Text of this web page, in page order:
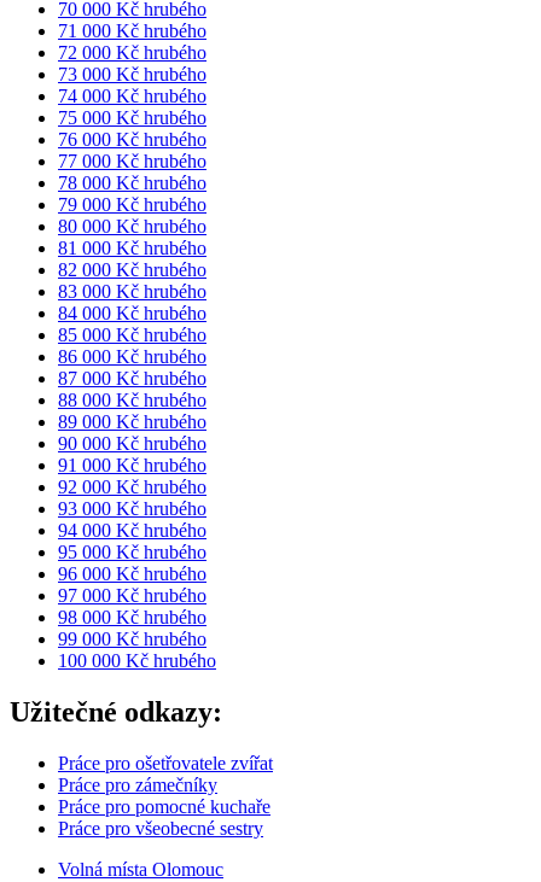
70 000 Kč hrubého
71 000 Kč hrubého
72 000 Kč hrubého
73 000 Kč hrubého
74 000 Kč hrubého
75 000 Kč hrubého
76 000 Kč hrubého
77 000 Kč hrubého
78 000 Kč hrubého
79 000 Kč hrubého
80 000 Kč hrubého
81 000 Kč hrubého
82 000 Kč hrubého
83 000 Kč hrubého
84 000 Kč hrubého
85 000 Kč hrubého
86 000 Kč hrubého
87 000 Kč hrubého
88 000 Kč hrubého
89 000 Kč hrubého
90 000 Kč hrubého
91 000 Kč hrubého
92 000 Kč hrubého
93 000 Kč hrubého
94 000 Kč hrubého
95 000 Kč hrubého
96 000 Kč hrubého
97 000 Kč hrubého
98 000 Kč hrubého
99 000 Kč hrubého
100 000 Kč hrubého
Užitečné odkazy:
Práce pro ošetřovatele zvířat
Práce pro zámečníky
Práce pro pomocné kuchaře
Práce pro všeobecné sestry
Volná místa Olomouc